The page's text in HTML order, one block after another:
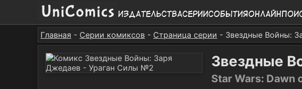
ИздательстваСерииСобытияОнлайн
Главная - Серии комиксов - Страница серии - Звездные Войны:
Звездные
Star Wars: Dawn